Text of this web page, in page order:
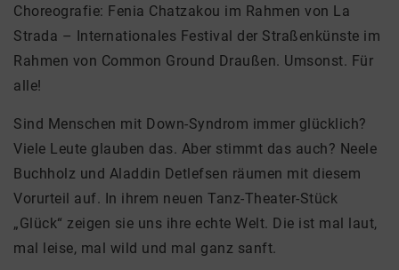
Choreografie: Fenia Chatzakou im Rahmen von La
Strada – Internationales Festival der Straßenkünste im
Rahmen von Common Ground Draußen. Umsonst. Für
alle!
Sind Menschen mit Down-Syndrom immer glücklich?
Viele Leute glauben das. Aber stimmt das auch? Neele
Buchholz und Aladdin Detlefsen räumen mit diesem
Vorurteil auf. In ihrem neuen Tanz-Theater-Stück
„Glück“ zeigen sie uns ihre echte Welt. Die ist mal laut,
mal leise, mal wild und mal ganz sanft.